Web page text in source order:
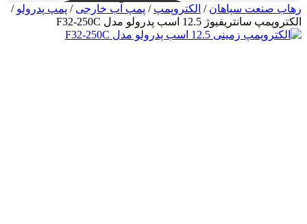
رهاب صنعت سپاهان / الکتروپمپ / پمپ آب خارجی / پمپ پدرولو /
الکتروپمپ سانتریفیوژ 12.5 اسب پدرولو مدل F32-250C